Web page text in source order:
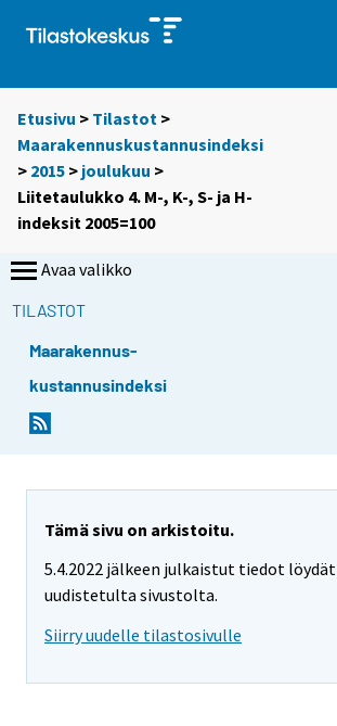
Etusivu > Tilastot >
Maarakennuskustannusindeksi
> 2015 > joulukuu >
Liitetaulukko 4. M-, K-, S- ja H-
indeksit 2005=100
Avaa valikko
TILASTOT
Maarakennus-
kustannusindeksi
Tämä sivu on arkistoitu.
5.4.2022 jälkeen julkaistut tiedot löydät
uudistetulta sivustolta.
Siirry uudelle tilastosivulle